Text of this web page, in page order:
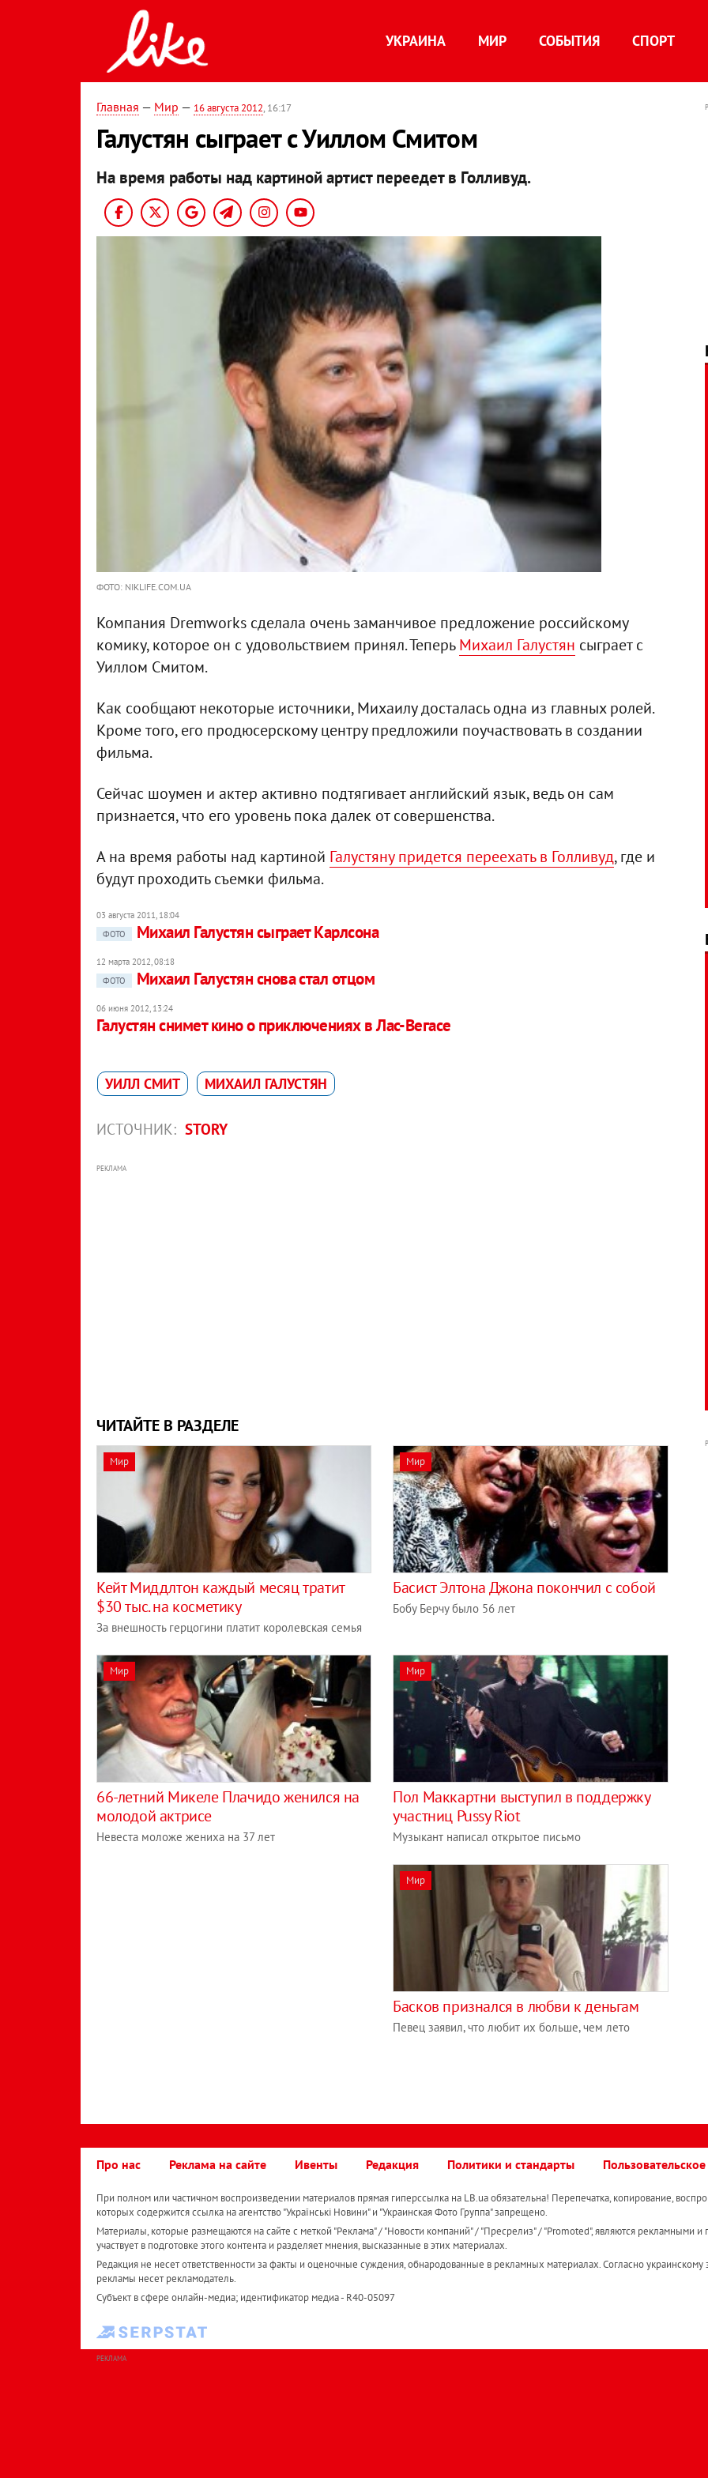
УКРАИНА МИР СОБЫТИЯ СПОРТ
Главная — Мир — 16 августа 2012, 16:17
Галустян сыграет с Уиллом Смитом
На время работы над картиной артист переедет в Голливуд.
ФОТО: NIKLIFE.COM.UA
Компания Dremworks сделала очень заманчивое предложение российскому
комику, которое он с удовольствием принял. ТеперьМихаил Галустян сыграет с
Уиллом Смитом.
Как сообщают некоторые источники, Михаилу досталась одна из главных ролей.
Кроме того, его продюсерскому центру предложили поучаствовать в создании
фильма.
Сейчас шоумен и актер активно подтягивает английский язык, ведь он сам
признается, что его уровень пока далек от совершенства.
А на время работы над картиной Галустяну придется переехать в Голливуд, где и
будут проходить съемки фильма.
03 августа 2011, 18:04
ФОТО
Михаил Галустян сыграет Карлсона
12 марта 2012, 08:18
ФОТО
Михаил Галустян снова стал отцом
06 июня 2012, 13:24
Галустян снимет кино о приключениях в Лас-Вегасе
УИЛЛ СМИТ МИХАИЛ ГАЛУСТЯН
ИСТОЧНИК: STORY
РЕКЛАМА
ЧИТАЙТЕ В РАЗДЕЛЕ
Мир
Кейт Миддлтон каждый месяц тратит
$30 тыс. на косметику
За внешность герцогини платит королевская семья
Мир
Басист Элтона Джона покончил с собой
Бобу Берчу было 56 лет
Мир
66-летний Микеле Плачидо женился на
молодой актрисе
Невеста моложе жениха на 37 лет
Мир
Пол Маккартни выступил в поддержку
участниц Pussy Riot
Музыкант написал открытое письмо
Мир
Басков признался в любви к деньгам
Певец заявил, что любит их больше, чем лето
Про нас Реклама на сайте Ивенты Редакция Политики и стандарты
При полном или частичном воспроизведении материалов прямая гиперссылка на LB.ua обязательна! Перепечатка, копирование,
которых содержится ссылка на агентство "Українськi Новини" и "Украинская Фото Группа" запрещено.
Материалы, которые размещаются на сайте с меткой "Реклама" / "Новости компаний" / "Пресрелиз" / "Promoted", являются рекламными и
участвует в подготовке этого контента и разделяет мнения, высказанные в этих материалах.
Редакция не несет ответственности за факты и оценочные суждения, обнародованные в рекламных материалах. Согласно украинскому
рекламы несет рекламодатель.
Субъект в сфере онлайн-медиа; идентификатор медиа - R40-05097
РЕКЛАМА